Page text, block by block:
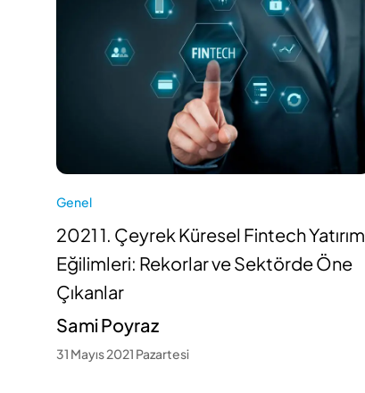
Genel
2021 1. Çeyrek Küresel Fintech Yatırım
Eğilimleri: Rekorlar ve Sektörde Öne
Çıkanlar
Sami Poyraz
31 Mayıs 2021 Pazartesi